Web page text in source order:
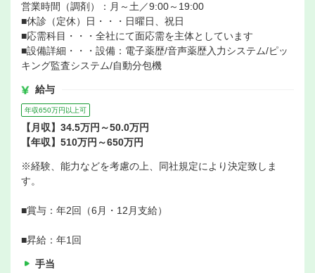
営業時間（調剤）：月～土／9:00～19:00
■休診（定休）日・・・日曜日、祝日
■応需科目・・・全社にて面応需を主体としています
■設備詳細・・・設備：電子薬歴/音声薬歴入力システム/ピッ
キング監査システム/自動分包機
給与
年収650万円以上可
【月収】34.5万円～50.0万円
【年収】510万円～650万円
※経験、能力などを考慮の上、同社規定により決定致しま
す。
■賞与：年2回（6月・12月支給）
■昇給：年1回
手当